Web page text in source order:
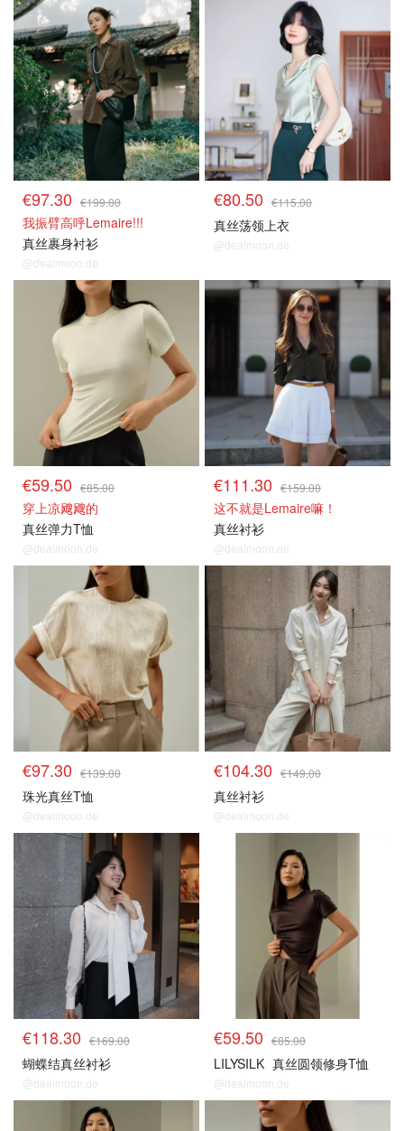
€97.30 €199.00
我振臂高呼Lemaire!!!
真丝裹身衬衫
@dealmoon.de
€80.50 €115.00
真丝荡领上衣
@dealmoon.de
€59.50 €85.00
穿上凉飕飕的
真丝弹力T恤
@dealmoon.de
€111.30 €159.00
这不就是Lemaire嘛！
真丝衬衫
@dealmoon.de
€97.30 €139.00
珠光真丝T恤
@dealmoon.de
€104.30 €149.00
真丝衬衫
@dealmoon.de
€118.30 €169.00
蝴蝶结真丝衬衫
@dealmoon.de
€59.50 €85.00
LILYSILK 真丝圆领修身T恤
@dealmoon.de